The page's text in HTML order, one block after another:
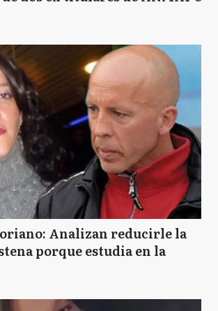
Analizan reducirle la
porque estudia en la